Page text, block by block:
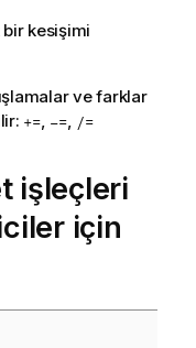
kesişimi
ve farklar
+=, –=, /=
işleçleri
için